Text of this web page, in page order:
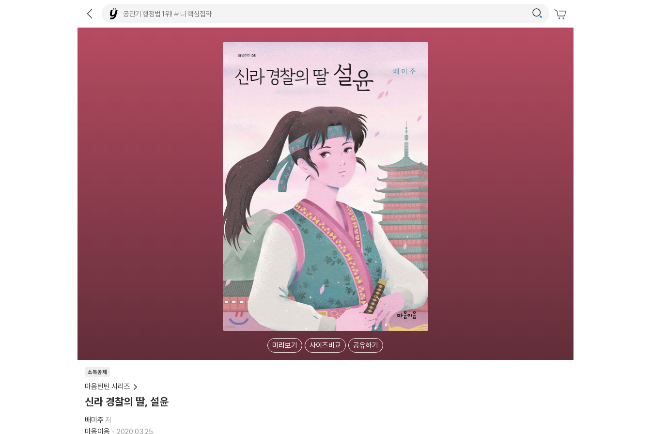
미리보기 사이즈비교 공유하기
소득공제
마음틴틴 시리즈
신라 경찰의 딸, 설윤
배미주 저
마음이음
2020.03.25.